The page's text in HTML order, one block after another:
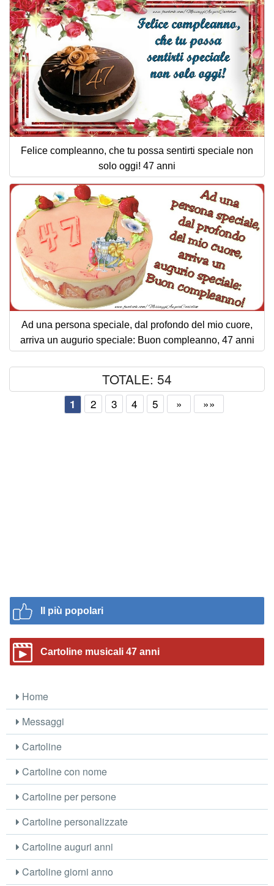
Felice compleanno, che tu possa sentirti speciale non
solo oggi! 47 anni
Ad una persona speciale, dal profondo del mio cuore,
arriva un augurio speciale: Buon compleanno, 47 anni
TOTALE: 54
1 2 3 4 5 » »»
Il più popolari
Cartoline musicali 47 anni
Home
Messaggi
Cartoline
Cartoline con nome
Cartoline per persone
Cartoline personalizzate
Cartoline auguri anni
Cartoline giorni anno